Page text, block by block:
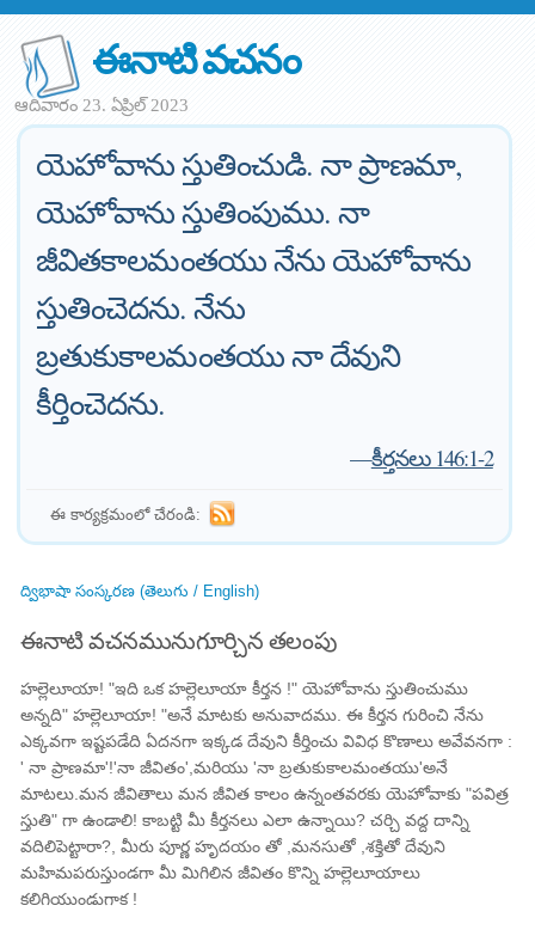
ఈనాటి వచనం
ఆదివారం 23. ఏప్రిల్ 2023
యెహోవాను స్తుతించుడి. నా ప్రాణమా,
యెహోవాను స్తుతింపుము. నా
జీవితకాలమంతయు నేను యెహోవాను
స్తుతించెదను. నేను
బ్రతుకుకాలమంతయు నా దేవుని
కీర్తించెదను.
—కీర్తనలు 146:1-2
ఈ కార్యక్రమంలో చేరండి:
ద్విభాషా సంస్కరణ (తెలుగు / English)
ఈనాటి వచనమునుగూర్చిన తలంపు
హల్లెలూయా! "ఇది ఒక హల్లెలూయా కీర్తన !" యెహోవాను స్తుతించుము
అన్నది" హల్లెలూయా! "అనే మాటకు అనువాదము. ఈ కీర్తన గురించి నేను
ఎక్కవగా ఇష్టపడేది ఏదనగా ఇక్కడ దేవుని కీర్తించు వివిధ కొణాలు అవేవనగా :
' నా ప్రాణమా'!'నా జీవితం',మరియు 'నా బ్రతుకుకాలమంతయు'అనే
మాటలు.మన జీవితాలు మన జీవిత కాలం ఉన్నంతవరకు యెహోవాకు "పవిత్ర
స్తుతి" గా ఉండాలి! కాబట్టి మీ కీర్తనలు ఎలా ఉన్నాయి? చర్చి వద్ద దాన్ని
వదిలిపెట్టారా?, మీరు పూర్ణ హృదయం తో ,మనసుతో ,శక్తితో దేవుని
మహిమపరుస్తుండగా మీ మిగిలిన జీవితం కొన్ని హల్లెలూయాలు
కలిగియుండుగాక !